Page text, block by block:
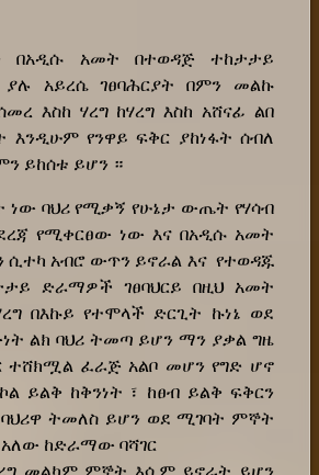
በአዲሱ አመት በተወዳጅ ተከታታይ
አይረሴ ገፀባሕርያት በምን መልኩ
እስከ ሃረግ ከሃረግ እስከ አሸናፊ ልበ
እንዲሁም የንዋይ ፍቅር ያከነፋት ሰብለ
ይከሰቱ ይሆን ።
ባህሪ የሚቃኝ የሁኔታ ውጤት የሃሳብ
የሚቀርፀው ነው እና በአዲሱ አመት
ሲተካ አብሮ ውጥን ይኖራል እና የተወዳጁ
ድራማዎች ገፀባህርይ በዚህ አመት
በእኩይ የተሞላች ድርጊት ኩነኔ ወደ
ልክ ባህሪ ትመጣ ይሆን ማን ያቃል ግዜ
ፈራጅ አልቦ መሆን የግድ ሆኖ
ይልቅ ከቅንነት ፣ ከፀብ ይልቅ ፍቅርን
ትመለስ ይሆን ወደ ሚገባት ምኞት
ከድራማው ባሻገር
መልካም ምኞት እሷም ይኖራት ይሆን